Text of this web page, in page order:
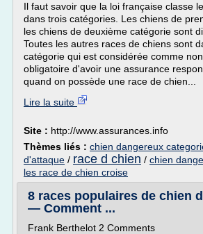
Il faut savoir que la loi française classe
dans trois catégories. Les chiens de
les chiens de deuxième catégorie sont
Toutes les autres races de chiens sont
catégorie qui est considérée comme
obligatoire d'avoir une assurance
quand on possède une race de chien...
Lire la suite
Site : http://www.assurances.info
Thèmes liés : chien dangereux
d'attaque / race d chien / chien
les race de chien croise
8 races populaires de chien
— Comment ...
Frank Berthelot 2 Comments